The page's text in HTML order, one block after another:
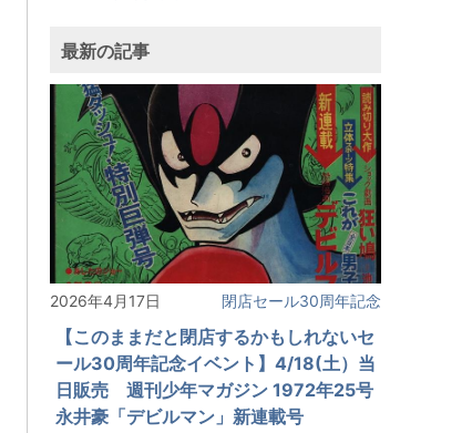
最新の記事
2026年4月17日 閉店セール30周年記念
【このままだと閉店するかもしれないセ
ール30周年記念イベント】4/18(土）当
日販売 週刊少年マガジン 1972年25号
永井豪「デビルマン」新連載号